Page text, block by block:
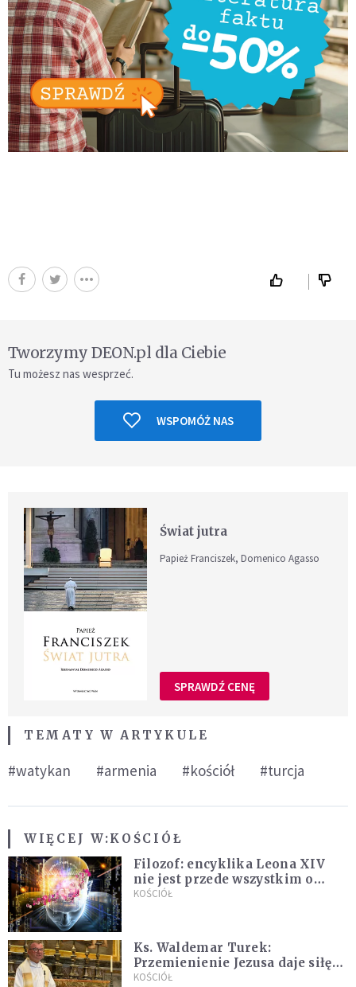
Tworzymy DEON.pl dla Ciebie
Tu możesz nas wesprzeć.
WSPOMÓŻ NAS
Świat jutra
Papież Franciszek, Domenico Agasso
SPRAWDŹ CENĘ
TEMATY W ARTYKULE
#watykan #armenia #kościół #turcja
WIĘCEJ W:KOŚCIÓŁ
Filozof: encyklika Leona XIV
nie jest przede wszystkim o
sztucznej inteligencji
KOŚCIÓŁ
Ks. Waldemar Turek:
Przemienienie Jezusa daje siłę
do pokonywania przeciwności
KOŚCIÓŁ